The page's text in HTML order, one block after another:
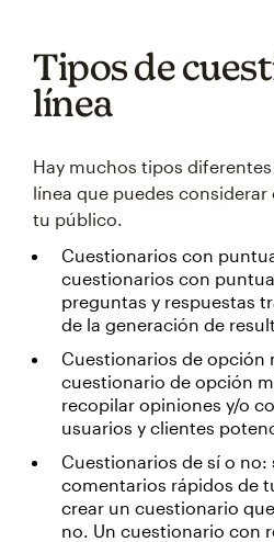
Tipos de
línea
Hay muchos tipos
línea que puedes
tu público.
Cuestionarios con
cuestionarios con
preguntas y respuestas
de la generación de
Cuestionarios de opción
cuestionario de opción
recopilar opiniones y/o
usuarios y clientes
Cuestionarios de sí o no:
comentarios rápidos de
crear un cuestionario
no. Un cuestionario con